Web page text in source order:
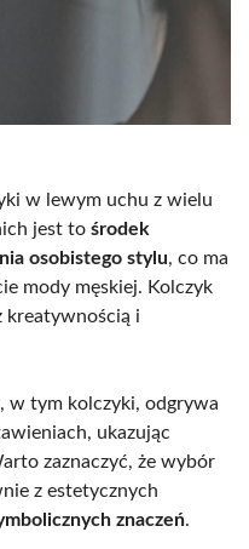
w lewym uchu z wielu
jest to środek
osobistego stylu, co ma
mody męskiej. Kolczyk
kreatywnością i
w tym kolczyki, odgrywa
ukazując
zaznaczyć, że wybór
z estetycznych
znaczeń.